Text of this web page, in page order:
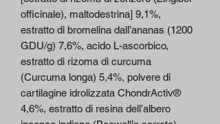
officinale), maltodestrina] 9,1%,
estratto di bromelina dall’ananas (1200
GDU/g) 7,6%, acido L-ascorbico,
estratto di rizoma di curcuma
(Curcuma longa) 5,4%, polvere di
cartilagine idrolizzata ChondrActiv®
4,6%, estratto di resina dell’albero